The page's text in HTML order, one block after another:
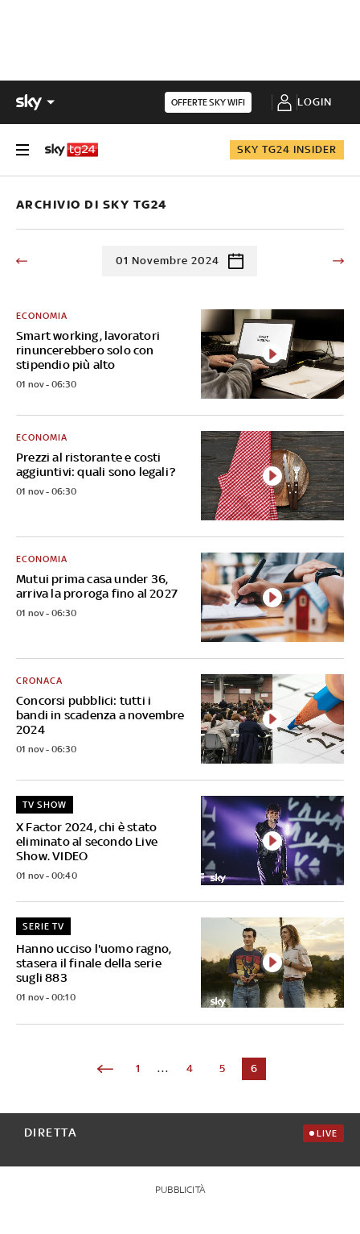
OFFERTE SKY WIFI LOGIN
SKY TG24 INSIDER
ARCHIVIO DI SKY TG24
01 Novembre 2024
Smart working, lavoratori
rinuncerebbero solo con
stipendio più alto
ECONOMIA
01 nov - 06:30
Prezzi al ristorante e costi
aggiuntivi: quali sono legali?
ECONOMIA
01 nov - 06:30
Mutui prima casa under 36,
arriva la proroga fino al 2027
ECONOMIA
01 nov - 06:30
Concorsi pubblici: tutti i
bandi in scadenza a novembre
2024
CRONACA
01 nov - 06:30
X Factor 2024, chi è stato
eliminato al secondo Live
Show. VIDEO
TV SHOW
01 nov - 00:40
Hanno ucciso l'uomo ragno,
stasera il finale della serie
sugli 883
SERIE TV
01 nov - 00:10
1 ... 4 5 6
DIRETTA LIVE
PUBBLICITÀ